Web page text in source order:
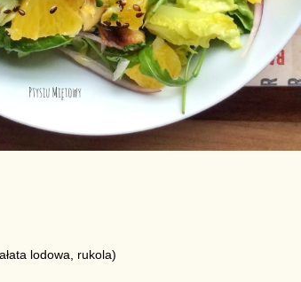
lodowa, rukola)